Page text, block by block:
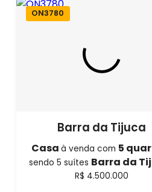
ON3780
Barra da Tijuca
Casaà venda com 5
sendo 5 suítes Barra da
R$ 4.500.000